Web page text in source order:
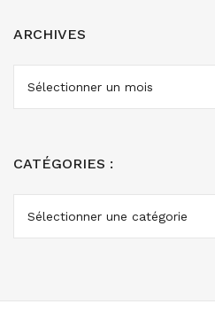
ARCHIVES
CATÉGORIES :